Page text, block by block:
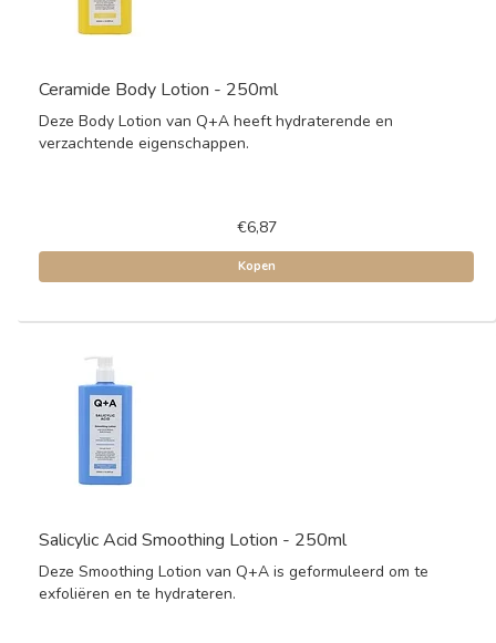
Ceramide Body Lotion - 250ml
Deze Body Lotion van Q+A heeft hydraterende en
verzachtende eigenschappen.
€6,87
Kopen
Salicylic Acid Smoothing Lotion - 250ml
Deze Smoothing Lotion van Q+A is geformuleerd om te
exfoliëren en te hydrateren.